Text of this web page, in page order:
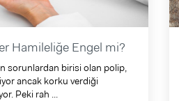
Hamileliğe Engel mi?
sorunlardan birisi olan polip,
ancak korku verdiği
Peki rah ...